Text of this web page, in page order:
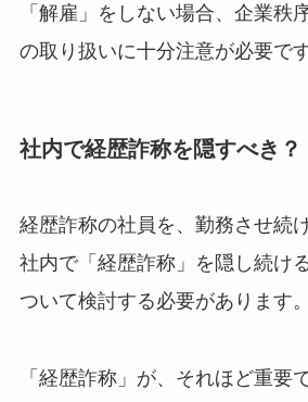
「解雇」をしない場合、企業秩
の取り扱いに十分注意が必要です
社内で経歴詐称を隠すべき？
経歴詐称の社員を、勤務させ続
社内で「経歴詐称」を隠し続け
ついて検討する必要があります。
「経歴詐称」が、それほど重要